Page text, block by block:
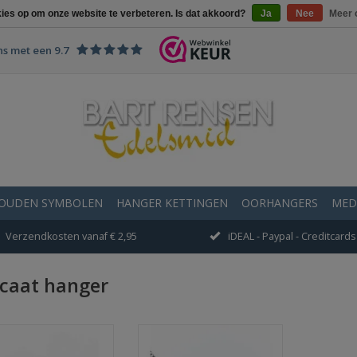
met een 9.7
SYMBOLEN HANGER KETTINGEN OORHANGERS
Verzendkosten vanaf € 2,95 iDEAL - Paypal -
hanger
op om onze website te verbeteren. Is dat akkoord? Ja Nee Meer